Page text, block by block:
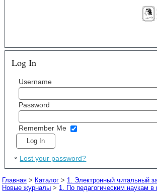
Log In
Username
Password
Remember Me
Lost your password?
Главная > Каталог > 1. Электронный читальный
Новые журналы > 1. По педагогическим наукам в